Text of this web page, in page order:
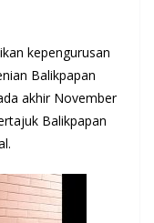
kepengurusan
Balikpapan
akhir November
Balikpapan